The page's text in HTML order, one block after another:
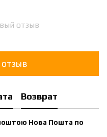
отзыв
Возврат
поштою Нова Пошта по